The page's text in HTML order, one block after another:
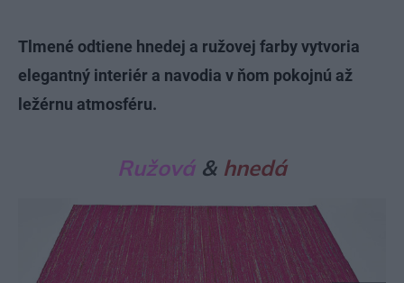
Tlmené odtiene hnedej a ružovej farby vytvoria
elegantný interiér a navodia v ňom pokojnú až
ležérnu atmosféru.
Ružová & hnedá